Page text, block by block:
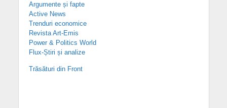
Argumente și fapte
Active News
Trenduri economice
Revista Art-Emis
Power & Politics World
Flux-Știri și analize
Trăsături din Front